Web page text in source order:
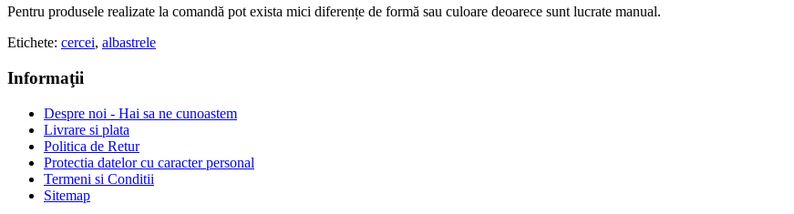
Pentru produsele realizate la comandă pot exista mici diferențe de formă sau culoare deoarece sunt lucrate manual.
Etichete: cercei, albastrele
Informaţii
Despre noi - Hai sa ne cunoastem
Livrare si plata
Politica de Retur
Protectia datelor cu caracter personal
Termeni si Conditii
Sitemap